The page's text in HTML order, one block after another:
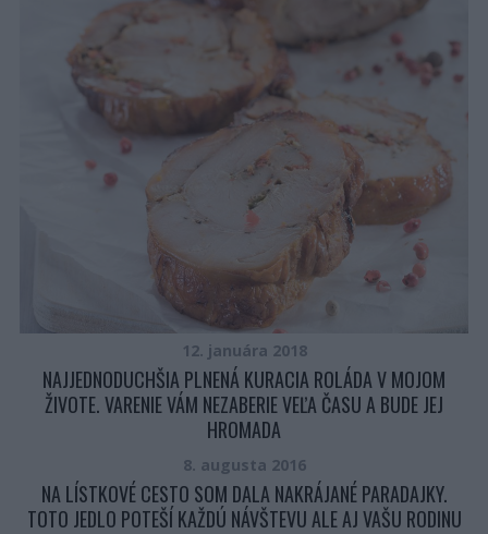
12. januára 2018
NAJJEDNODUCHŠIA PLNENÁ KURACIA ROLÁDA V MOJOM
ŽIVOTE. VARENIE VÁM NEZABERIE VEĽA ČASU A BUDE JEJ
HROMADA
8. augusta 2016
NA LÍSTKOVÉ CESTO SOM DALA NAKRÁJANÉ PARADAJKY.
TOTO JEDLO POTEŠÍ KAŽDÚ NÁVŠTEVU ALE AJ VAŠU RODINU